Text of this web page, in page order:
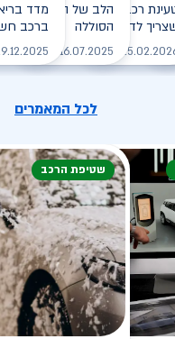
לטעינת רכב
לקריאה
רכב חשמלי - כל מה
לדעת
לקריאה
הלב של הרכב
הסוללה
16.07.2025
ברכב
לכל המאמרים
שטיפת הרכב